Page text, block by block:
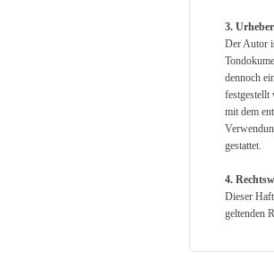
3.
Der Autor
dennoch
festgestellt
mit dem
gestattet.
4.
Dieser
geltenden